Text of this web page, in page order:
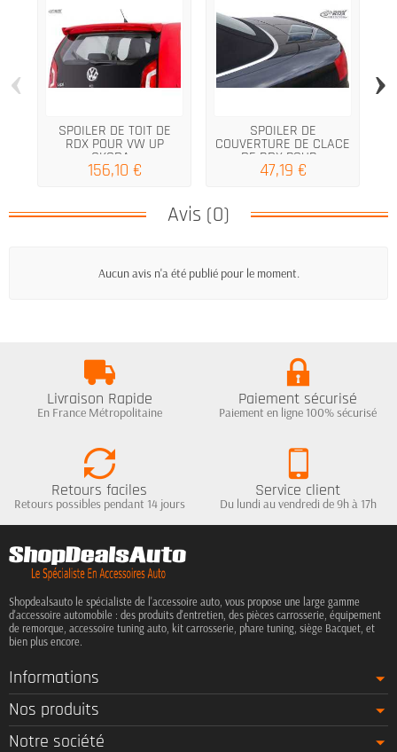
SPOILER DE TOIT DE
RDX POUR VW UP
SKODA...
156,10 €
SPOILER DE
COUVERTURE DE CLACE
DE RDX POUR...
47,19 €
‹ ›
Avis (0)
Aucun avis n'a été publié pour le moment.
Livraison Rapide
En France Métropolitaine
Paiement sécurisé
Paiement en ligne 100% sécurisé
Retours faciles
Retours possibles pendant 14 jours
Service client
Du lundi au vendredi de 9h à 17h
Shopdealsauto le spécialiste de l'accessoire auto, vous propose une large gamme
d'accessoire automobile : des produits d'entretien, des pièces carrosserie, équipement
de remorque, accessoire tuning auto, kit carrosserie, phare tuning, siège Bacquet, et
bien plus encore.
Informations
Nos produits
Notre société